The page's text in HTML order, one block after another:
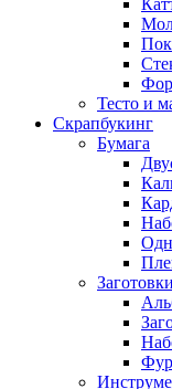
Тесто и
Скрапбукинг
Бумага
Заготовки